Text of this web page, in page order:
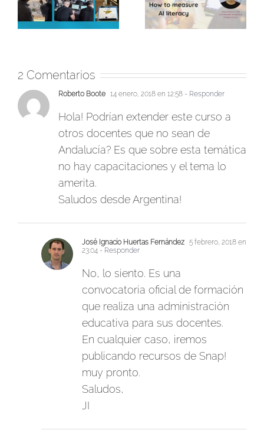
investigación» de
RaspberryPi
Foundation
experiencia formativa
en IA con Sevilla
2 Comentarios
Roberto Boote 14 enero, 2018 en 12:58 - Responder
Hola! Podrían extender este curso a
otros docentes que no sean de
Andalucía? Es que sobre esta temática
no hay capacitaciones y el tema lo
amerita.
Saludos desde Argentina!
José Ignacio Huertas Fernández 5 febrero, 2018 en
23:04 - Responder
No, lo siento. Es una
convocatoria oficial de formación
que realiza una administración
educativa para sus docentes.
En cualquier caso, iremos
publicando recursos de Snap!
muy pronto.
Saludos,
JI